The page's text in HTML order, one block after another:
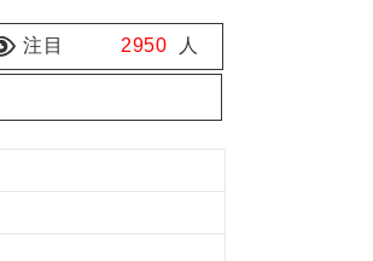
注目 2950 人